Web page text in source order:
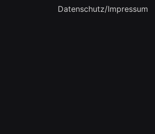
Datenschutz/Impressum